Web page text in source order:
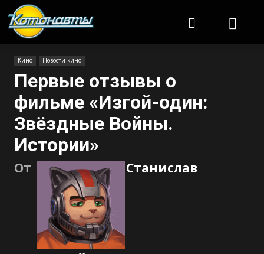
Кино Новости кино
Первые отзывы о
фильме «Изгой-один:
Звёздные Войны.
Истории»
От Станислав